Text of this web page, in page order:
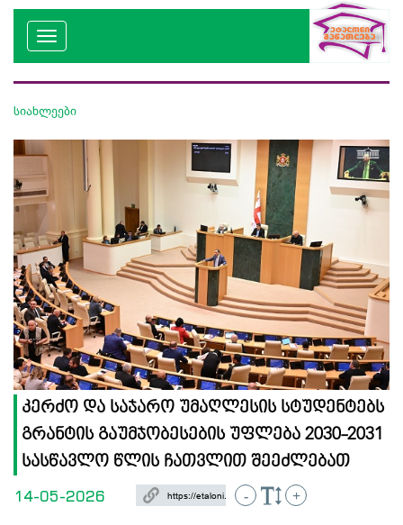
სიახლეები
კერძო და საჯარო უმაღლესის სტუდენტებს
გრანტის გაუმჯობესების უფლება 2030-2031
სასწავლო წლის ჩათვლით შეეძლებათ
14-05-2026 - +